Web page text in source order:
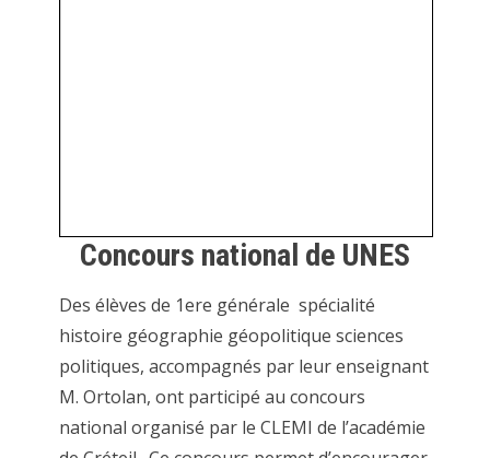
Concours national de UNES
Des élèves de 1ere générale spécialité
histoire géographie géopolitique sciences
politiques, accompagnés par leur enseignant
M. Ortolan, ont participé au concours
national organisé par le CLEMI de l’académie